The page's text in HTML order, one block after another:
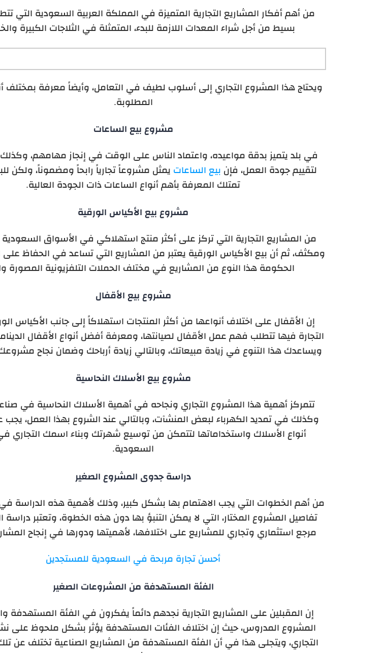
من أهم أفكار المشاريع التجارية المتميزة في المملكة العربية السعودية التي
بسيط من أجل شراء المعدات اللازمة للبدء، المتمثلة في الثلاجات الكبيرة
ويحتاج هذا المشروع التجاري إلى أسلوب لطيف في التعامل، وأيضاً معرفة بمختلف
المطلوبة.
مشروع بيع الساعات
في بلد يتميز بدقة مواعيده، واعتماد الناس على الوقت في إنجاز مهامهم، وكذلك
لتقييم جودة العمل، فإن بيع الساعات يمثل مشروعاً تجارياً رابحاً ومضموناً، ولكن
تمتلك المعرفة بأهم أنواع الساعات ذات الجودة العالية.
مشروع بيع الأكياس الورقية
من المشاريع التجارية التي تركز على أكثر منتج استهلاكي في الأسواق
ومكثف، ثم أن بيع الأكياس الورقية يعتبر من المشاريع التي تساعد في الحفاظ على
الحكومة هذا النوع من المشاريع في مختلف الحملات التلفزيونية المصورة
مشروع بيع الأقفال
إن الأقفال على اختلاف أنواعها من أكثر المنتجات استهلاكاً إلى جانب الأكياس
التجارة فيها تتطلب فهم عمل الأقفال لصيانتها، ومعرفة أفضل أنواع الأقفال
ويساعدك هذا التنوع في زيادة مبيعاتك، وبالتالي زيادة أرباحك وضمان نجاح
مشروع بيع الأسلاك النحاسية
تتمركز أهمية هذا المشروع التجاري ونجاحه في أهمية الأسلاك النحاسية في
وكذلك في تمديد الكهرباء لبعض المنشآت، وبالتالي عند الشروع بهذا العمل،
أنواع الأسلاك واستخداماتها لتتمكن من توسيع شهرتك وبناء اسمك التجاري
السعودية.
دراسة جدوى المشروع الصغير
من أهم الخطوات التي يجب الاهتمام بها بشكل كبير، وذلك لأهمية هذه الدراسة
تفاصيل المشروع المختار، التي لا يمكن التنبؤ بها دون هذه الخطوة، وتعتبر دراسة
مرجع استثماري وتجاري للمشاريع على اختلافها، لأهميتها ودورها في إنجاح
أحسن تجارة مربحة في السعودية للمستجدين
الفئة المستهدفة من المشروعات الصغير
إن المقبلين على المشاريع التجارية نجدهم دائماً يفكرون في الفئة المستهدفة
المشروع المدروس، حيث إن اختلاف الفئات المستهدفة يؤثر بشكل ملحوظ على
التجاري، ويتجلى هذا في أن الفئة المستهدفة من المشاريع الصناعية تختلف عن